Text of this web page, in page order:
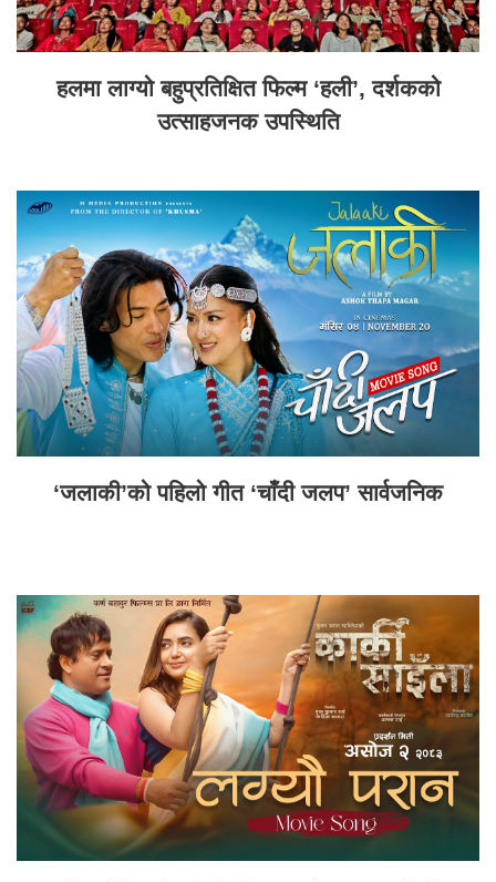
हलमा लाग्यो बहुप्रतिक्षित फिल्म ‘हली’, दर्शकको
उत्साहजनक उपस्थिति
‘जलाकी’को पहिलो गीत ‘चाँदी जलप’ सार्वजनिक